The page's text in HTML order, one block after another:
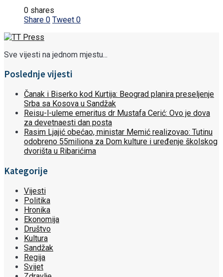
0 shares
Share 0 Tweet 0
Sve vijesti na jednom mjestu...
Poslednje vijesti
Čanak i Biserko kod Kurtija: Beograd planira preseljenje
Srba sa Kosova u Sandžak
Reisu-l-uleme emeritus dr Mustafa Cerić: Ovo je dova
za devetnaesti dan posta
Rasim Ljajić obećao, ministar Memić realizovao: Tutinu
odobreno 55miliona za Dom kulture i uređenje školskog
dvorišta u Ribarićima
Kategorije
Vijesti
Politika
Hronika
Ekonomija
Društvo
Kultura
Sandžak
Regija
Svijet